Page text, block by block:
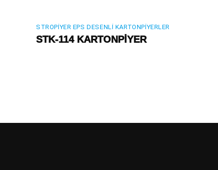
STROPIYER EPS DESENLI KARTONPIYERLER
STK-114 KARTONPİYER